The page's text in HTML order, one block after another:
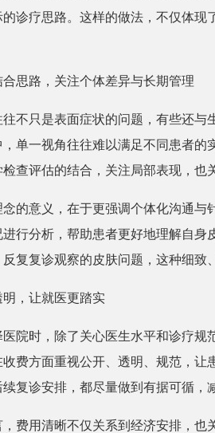
诊疗思路。这样的做法，不仅体
思路，关注个体差异与长期管理
往不只是表面症状的问题，有些还
，单一视角往往难以满足不同患者
查评估的结合，关注局部表现，也
的意义，在于更强调个体化沟通
行分析，帮助患者更好地理解自身
复复诊观察的皮肤问题，这种细致
，让就医更踏实
院时，除了关心医生水平和诊疗规
收费方面重视公开、透明、规范，
复诊安排，都尽量做到有据可循，
，费用清晰不仅关系到经济安排，